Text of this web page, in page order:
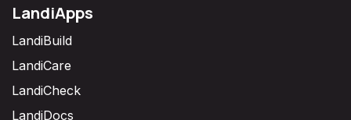
LandiApps
LandiBuild
LandiCare
LandiCheck
LandiDocs